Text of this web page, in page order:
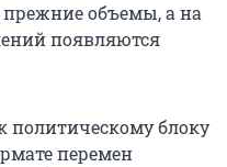
прежние объемы, а на
появляются
политическому блоку
перемен